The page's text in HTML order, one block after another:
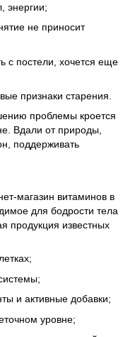
энергии;
не приносит
с постели, хочется еще
признаки старения.
проблемы кроется
Вдали от природы,
поддерживать
магазин витаминов в
для бодрости тела
продукция известных
и активные добавки;
уровне;